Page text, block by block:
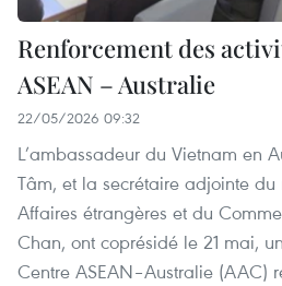
Renforcement des
ASEAN – Australie
22/05/2026 09:32
L’ambassadeur du Vietnam en
Tâm, et la secrétaire adjointe
Affaires étrangères et du
Chan, ont coprésidé le 21 mai,
Centre ASEAN–Australie (AAC)